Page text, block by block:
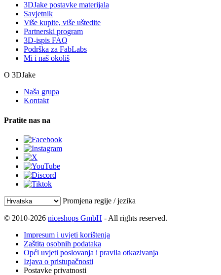
3DJake postavke materijala
Savjetnik
Više kupite, više uštedite
Partnerski program
3D-ispis FAQ
Podrška za FabLabs
Mi i naš okoliš
O 3DJake
Naša grupa
Kontakt
Pratite nas na
Promjena regije / jezika
© 2010-2026 niceshops GmbH - All rights reserved.
Impresum i uvjeti korištenja
Zaštita osobnih podataka
Opći uvjeti poslovanja i pravila otkazivanja
Izjava o pristupačnosti
Postavke privatnosti